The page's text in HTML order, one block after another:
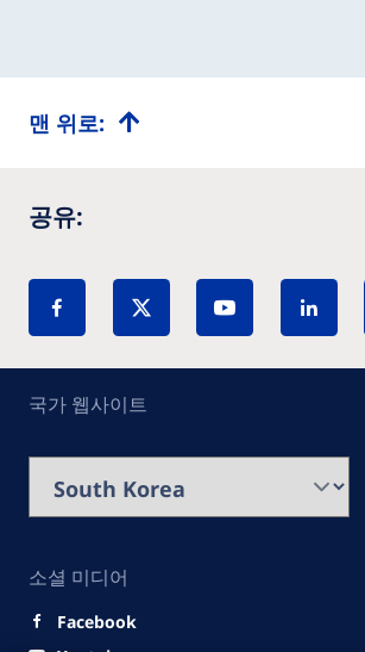
맨 위로:
공유:
국가 웹사이트
소셜 미디어
Facebook